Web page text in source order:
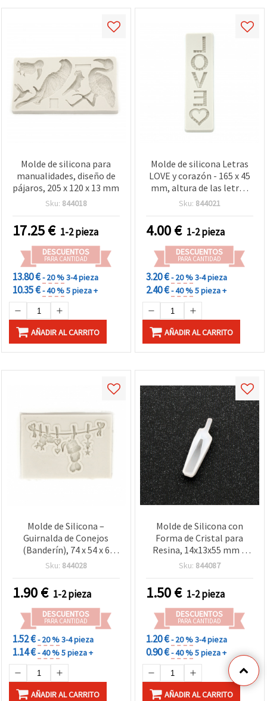
Molde de silicona para
manualidades, diseño de
pájaros, 205 x 120 x 13 mm
Sku: 844018
17.25€ 1-2 pieza
DESCUENTOS
PARA CANTIDAD
13.80 €- 20 %3-4 pieza
10.35 €- 40 %5 pieza +
AÑADIR AL CARRITO
Molde de silicona Letras
LOVE y corazón - 165 x 45
mm, altura de las letras
30 mm - Flexible,
manualidades con resina,
resina epoxi, resina UV,
jabón, yeso y arcilla
Sku: 844021
4.00€ 1-2 pieza
DESCUENTOS
PARA CANTIDAD
3.20 €- 20 %3-4 pieza
2.40 €- 40 %5 pieza +
AÑADIR AL CARRITO
Molde de Silicona –
Guirnalda de Conejos
(Banderín), 74 x 54 x 6
mm, molde de vertido DIY
arcilla polimérica, jabón y
yeso
Sku: 844028
1.90€ 1-2 pieza
DESCUENTOS
PARA CANTIDAD
1.52 €- 20 %3-4 pieza
1.14 €- 40 %5 pieza +
AÑADIR AL CARRITO
Molde de Silicona con
Forma de Cristal para
Resina, 14x13x55 mm –
Flexible y Reutilizable,
Colgantes y Llaveros
(Resina Epoxi/UV)
Sku: 844087
1.50€ 1-2 pieza
DESCUENTOS
PARA CANTIDAD
1.20 €- 20 %3-4 pieza
0.90 €- 40 %5 pieza +
AÑADIR AL CARRITO